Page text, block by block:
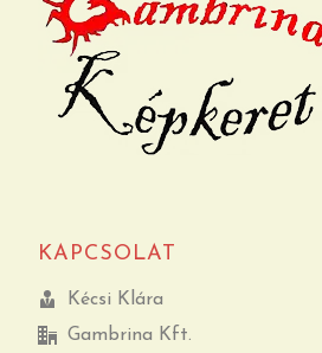
KAPCSOLAT
Kécsi Klára
Gambrina Kft.